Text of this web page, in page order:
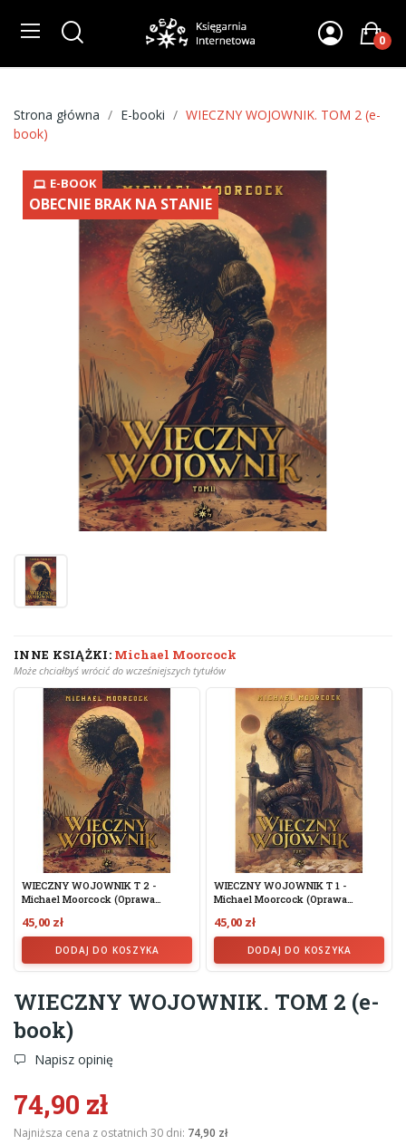
0
Strona główna E-booki
WIECZNY WOJOWNIK. TOM 2 (e-
book)
E-BOOK
OBECNIE BRAK NA STANIE
INNE KSIĄŻKI: Michael Moorcock
Może chciałbyś wrócić do wcześniejszych tytułów
WIECZNY WOJOWNIK T 2 -
Michael Moorcock (oprawa
45,00 zł
DODAJ DO KOSZYKA
WIECZNY WOJOWNIK T 1 -
Michael Moorcock (oprawa
45,00 zł
DODAJ DO KOSZYKA
WIECZNY WOJOWNIK. TOM 2 (e-
book)
Napisz opinię
74,90 zł
Najniższa cena z ostatnich 30 dni: 74,90 zł